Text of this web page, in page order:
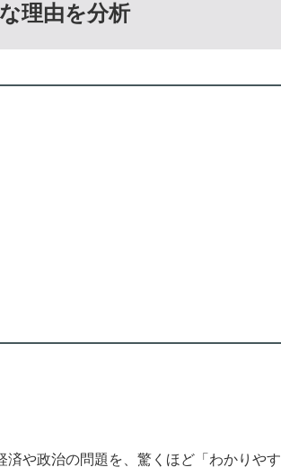
理由を分析
や政治の問題を、驚くほど「わかりやす